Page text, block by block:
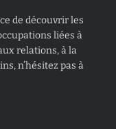
de découvrir les
liées à
relations, à la
n’hésitez pas à